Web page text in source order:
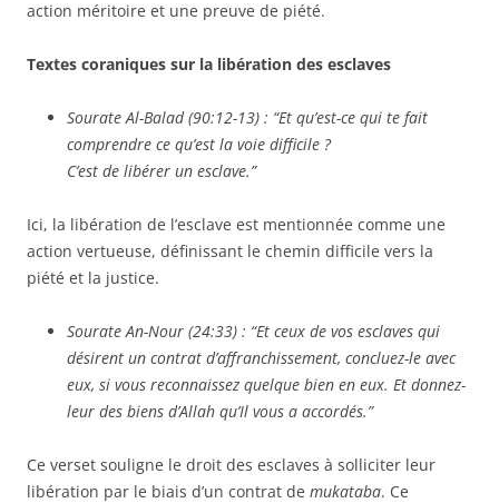
action méritoire et une preuve de piété.
Textes coraniques sur la libération des esclaves
Sourate Al-Balad (90:12-13) : “Et qu’est-ce qui te fait
comprendre ce qu’est la voie difficile ?
C’est de libérer un esclave.”
Ici, la libération de l’esclave est mentionnée comme une
action vertueuse, définissant le chemin difficile vers la
piété et la justice.
Sourate An-Nour (24:33) : “Et ceux de vos esclaves qui
désirent un contrat d’affranchissement, concluez-le avec
eux, si vous reconnaissez quelque bien en eux. Et donnez-
leur des biens d’Allah qu’Il vous a accordés.”
Ce verset souligne le droit des esclaves à solliciter leur
libération par le biais d’un contrat de mukataba. Ce